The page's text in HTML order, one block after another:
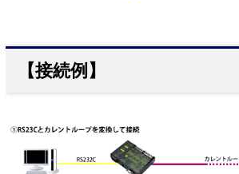
【接続例】